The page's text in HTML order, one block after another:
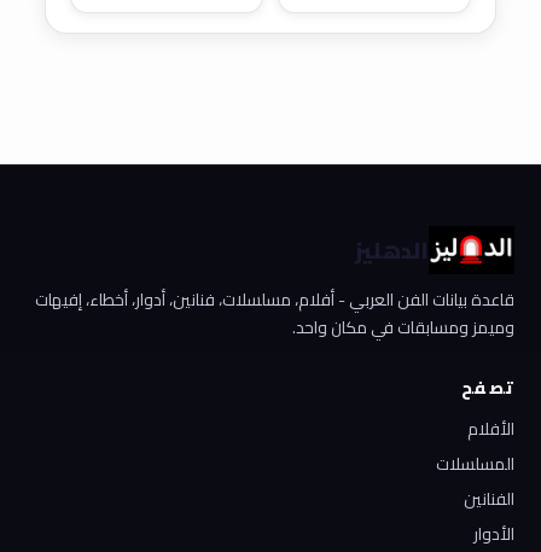
الدهليز
قاعدة بيانات الفن العربي - أفلام، مسلسلات، فنانين، أدوار، أخطاء، إفيهات
وميمز ومسابقات في مكان واحد.
تصفح
الأفلام
المسلسلات
الفنانين
الأدوار